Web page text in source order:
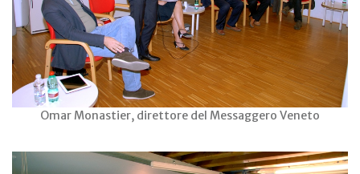
Omar Monastier, direttore del Messaggero Veneto